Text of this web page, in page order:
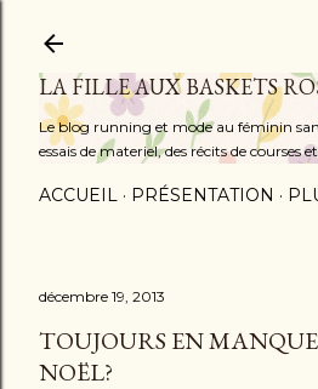
LA FILLE AUX BASKETS
Le blog running et mode au féminin
essais de materiel, des récits de courses
ACCUEIL PRÉSENTATION
décembre 19, 2013
TOUJOURS EN
NOËL?